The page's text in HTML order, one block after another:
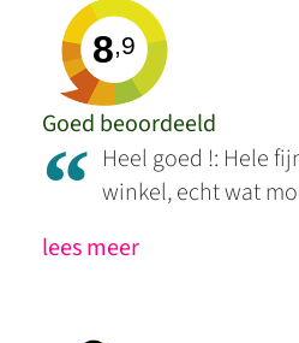
8,9
Goed beoordeeld
“ Heel goed !: Hele
winkel, echt wat
lees meer